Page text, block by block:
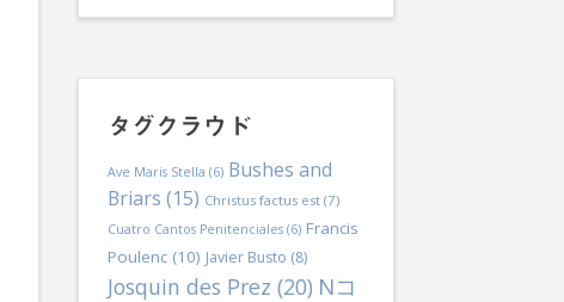
タグクラウド
Ave Maris Stella (6) Bushes and
Briars (15) Christus factus est(7)
Cuatro Cantos Penitenciales(6) Francis
Poulenc(10) Javier Busto (8)
Josquin des Prez (20) Nコ